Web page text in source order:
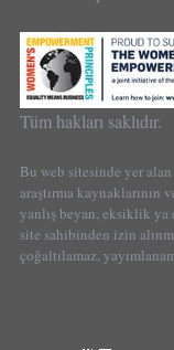
Tüm hakları saklıdır.
Bu web sitesinde yer
araştırma kaynaklarının
yanlış beyan, eksiklik
site sahibinden izin
çoğaltılamaz,